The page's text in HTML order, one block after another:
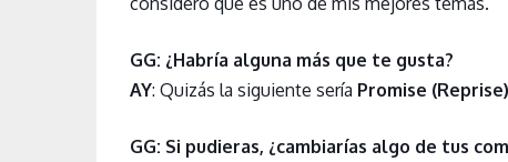
GG: ¿Habría alguna más que te gusta?
AY: Quizás la siguiente sería Promise (Reprise)
GG: Si pudieras, ¿cambiarías algo de tus